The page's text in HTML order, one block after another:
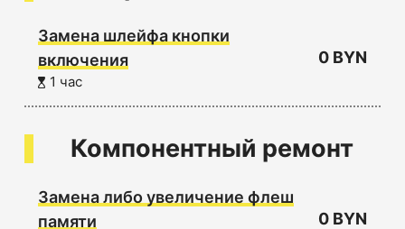
Замена шлейфа кнопки
включения
1 час
0 BYN
Компонентный ремонт
Замена либо увеличение флеш
памяти
0 BYN